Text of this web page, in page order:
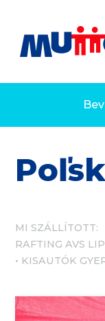
MI SZÁLLÍTOTT:
RAFTING AVS
KISAUTÓK